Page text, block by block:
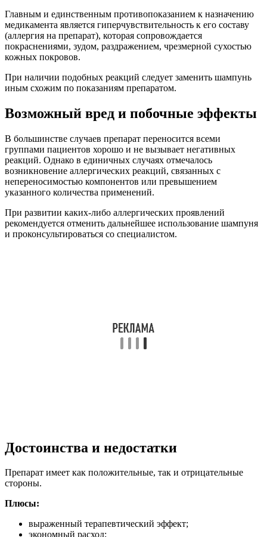
Главным и единственным противопоказанием к назначению
медикамента является гиперчувствительность к его составу
(аллергия на препарат), которая сопровождается
покраснениями, зудом, раздражением, чрезмерной сухостью
кожных покровов.
При наличии подобных реакций следует заменить шампунь
иным схожим по показаниям препаратом.
Возможный вред и побочные эффекты
В большинстве случаев препарат переносится всеми
группами пациентов хорошо и не вызывает негативных
реакций. Однако в единичных случаях отмечалось
возникновение аллергических реакций, связанных с
непереносимостью компонентов или превышением
указанного количества применений.
При развитии каких-либо аллергических проявлений
рекомендуется отменить дальнейшее использование шампуня
и проконсультироваться со специалистом.
Достоинства и недостатки
Препарат имеет как положительные, так и отрицательные
стороны.
Плюсы:
выраженный терапевтический эффект;
экономный расход;